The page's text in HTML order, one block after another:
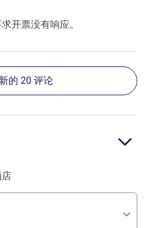
开票没有响应。
的 20 评论